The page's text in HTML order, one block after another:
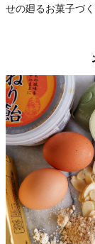
せの廻るお菓子づ